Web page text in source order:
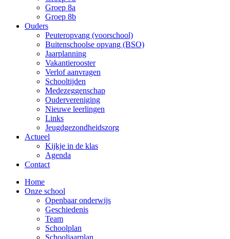
Groep 8a
Groep 8b
Ouders
Peuteropvang (voorschool)
Buitenschoolse opvang (BSO)
Jaarplanning
Vakantierooster
Verlof aanvragen
Schooltijden
Medezeggenschap
Oudervereniging
Nieuwe leerlingen
Links
Jeugdgezondheidszorg
Actueel
Kijkje in de klas
Agenda
Contact
Home
Onze school
Openbaar onderwijs
Geschiedenis
Team
Schoolplan
Schooljaarplan